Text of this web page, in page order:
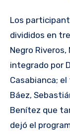
Los
divididos en
Negro
integrado por
Casabianca;
Báez,
Benítez que
dejó el